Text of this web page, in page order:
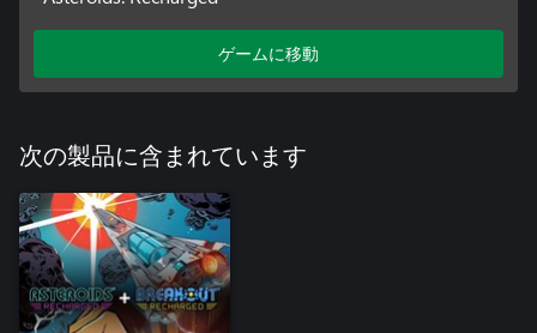
ゲームに移動
次の製品に含まれています